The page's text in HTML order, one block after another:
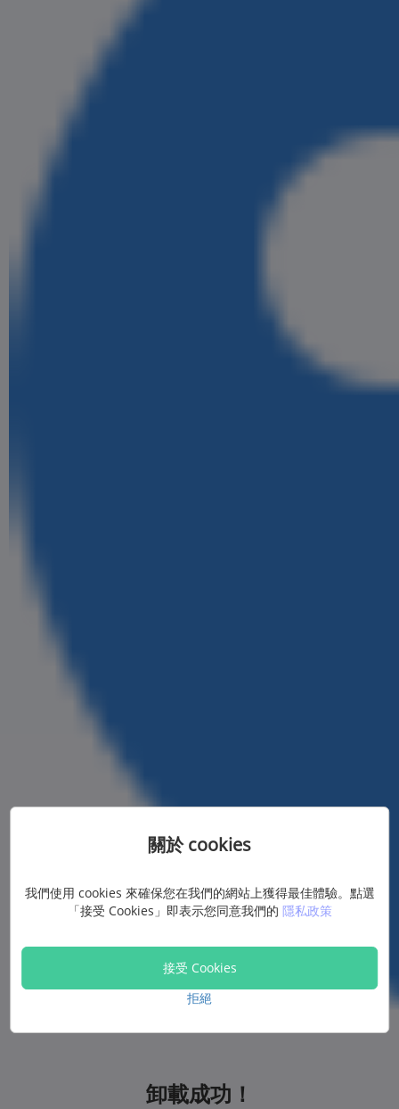
卸載成功！
關於 cookies
我們使用 cookies 來確保您在我們的網站上獲得最佳體驗。點選
「接受 Cookies」即表示您同意我們的 隱私政策
接受 Cookies
拒絕